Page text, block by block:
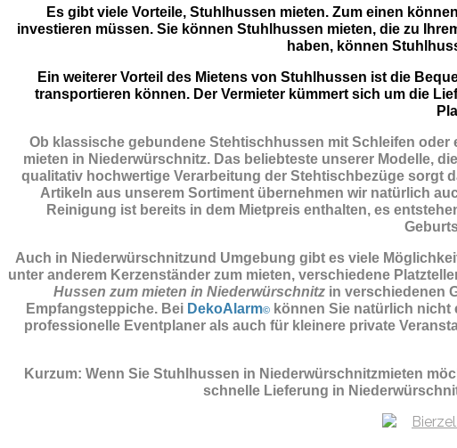
Es gibt viele Vorteile, Stuhlhussen mieten. Zum einen
investieren müssen. Sie können Stuhlhussen mieten, die zu
haben, können
Ein weiterer Vorteil des Mietens von Stuhlhussen ist die
transportieren können. Der Vermieter kümmert sich um die
Ob klassische gebundene Stehtischhussen mit Schleifen
mieten in Niederwürschnitz. Das beliebteste unserer Modelle,
qualitativ hochwertige Verarbeitung der Stehtischbezüge sorgt
Artikeln aus unserem Sortiment übernehmen wir natürlich
Reinigung ist bereits in dem Mietpreis enthalten, es
Auch in Niederwürschnitzund Umgebung gibt es viele
unter anderem Kerzenständer zum mieten, verschiedene
Hussen zum mieten in Niederwürschnitz in verschiedenen
Empfangsteppiche. Bei DekoAlarm© können Sie natürlich nicht
professionelle Eventplaner als auch für kleinere private
Kurzum: Wenn Sie Stuhlhussen in Niederwürschnitzmieten
schnelle Lieferung in